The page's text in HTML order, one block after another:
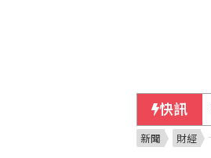
快訊
新聞 財經